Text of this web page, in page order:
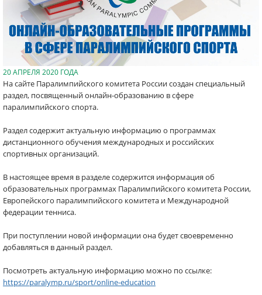
20 АПРЕЛЯ 2020 ГОДА
На сайте Паралимпийского комитета России создан специальный
раздел, посвященный онлайн-образованию в сфере
паралимпийского спорта.
Раздел содержит актуальную информацию о программах
дистанционного обучения международных и российских
спортивных организаций.
В настоящее время в разделе содержится информация об
образовательных программах Паралимпийского комитета России,
Европейского паралимпийского комитета и Международной
федерации тенниса.
При поступлении новой информации она будет своевременно
добавляться в данный раздел.
Посмотреть актуальную информацию можно по ссылке:
https://paralymp.ru/sport/online-education